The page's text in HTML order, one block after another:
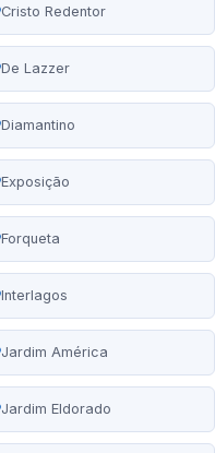
Cristo Redentor
De Lazzer
Diamantino
Exposição
Forqueta
Interlagos
Jardim América
Jardim Eldorado